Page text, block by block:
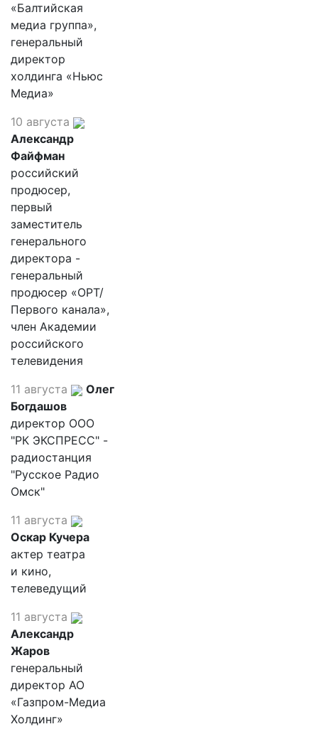
«Балтийская
медиа группа»,
генеральный
директор
холдинга «Ньюс
Медиа»
10 августа
Александр
Файфман
российский
продюсер,
первый
заместитель
генерального
директора -
генеральный
продюсер «ОРТ/
Первого канала»,
член Академии
российского
телевидения
11 августа
Олег
Богдашов
директор ООО
"РК ЭКСПРЕСС" -
радиостанция
"Русское Радио
Омск"
11 августа
Оскар Кучера
актер театра
и кино,
телеведущий
11 августа
Александр
Жаров
генеральный
директор АО
«Газпром-Медиа
Холдинг»